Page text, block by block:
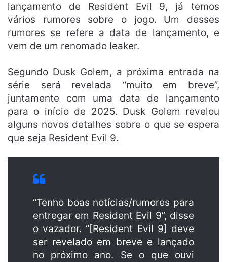
lançamento de Resident Evil 9, já temos
vários rumores sobre o jogo. Um desses
rumores se refere a data de lançamento, e
vem de um renomado leaker.
Segundo Dusk Golem, a próxima entrada na
série será revelada “muito em breve”,
juntamente com uma data de lançamento
para o início de 2025. Dusk Golem revelou
alguns novos detalhes sobre o que se espera
que seja Resident Evil 9.
“Tenho boas notícias/rumores para
entregar em Resident Evil 9”, disse
o vazador. “[Resident Evil 9] deve
ser revelado em breve e lançado
no próximo ano. Se o que ouvi